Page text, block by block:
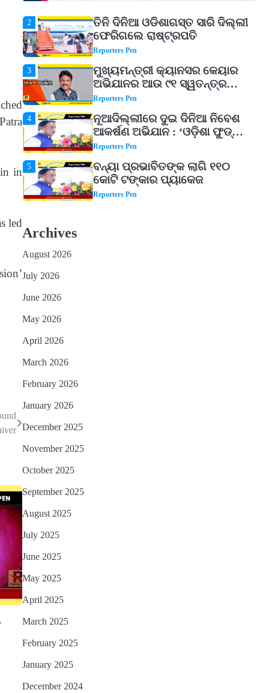
in
led
Reporters Pen
2
ତିନି ଦିନିଆ ଓଡିଶାଗସ୍ତ ସାରି ଦିଲ୍ଲୀ
ଫେରିଗଲେ ରାଷ୍ଟ୍ରପତି
Reporters Pen
3
ମୁଖ୍ୟମନ୍ତ୍ରୀ କ୍ୟାନସର କେୟାର
ଅଭିଯାନର ଆଉ ୯୧ ସ୍ୱତନ୍ତ୍ର
ପ୍ୟାକେଜ ସାମିଲ
Reporters Pen
4
ନୂଆଦିଲ୍ଲୀରେ ଦୁଇ ଦିନିଆ ନିବେଶ
ଆକର୍ଷଣ ଅଭିଯାନ : ‘ଓଡ଼ିଶା ଫୁଡ୍
ପ୍ରୋ-୨୦୨୬’ରେ ଖାଦ୍ୟ
ପ୍ରକ୍ରିୟାକରଣ କ୍ଷେତ୍ରକୁ ମିଳିବ
ଗୁରୁତ୍ୱ
Reporters Pen
5
ବନ୍ୟା ପ୍ରଭାବିତଙ୍କ ଲାଗି ୧୧୦
କୋଟି ଟଙ୍କାର ପ୍ୟାକେଜ
Reporters Pen
4
5
Archives
August 2026
July 2026
June 2026
May 2026
April 2026
March 2026
February 2026
January 2026
December 2025
November 2025
October 2025
September 2025
August 2025
July 2025
June 2025
May 2025
April 2025
March 2025
February 2025
January 2025
December 2024